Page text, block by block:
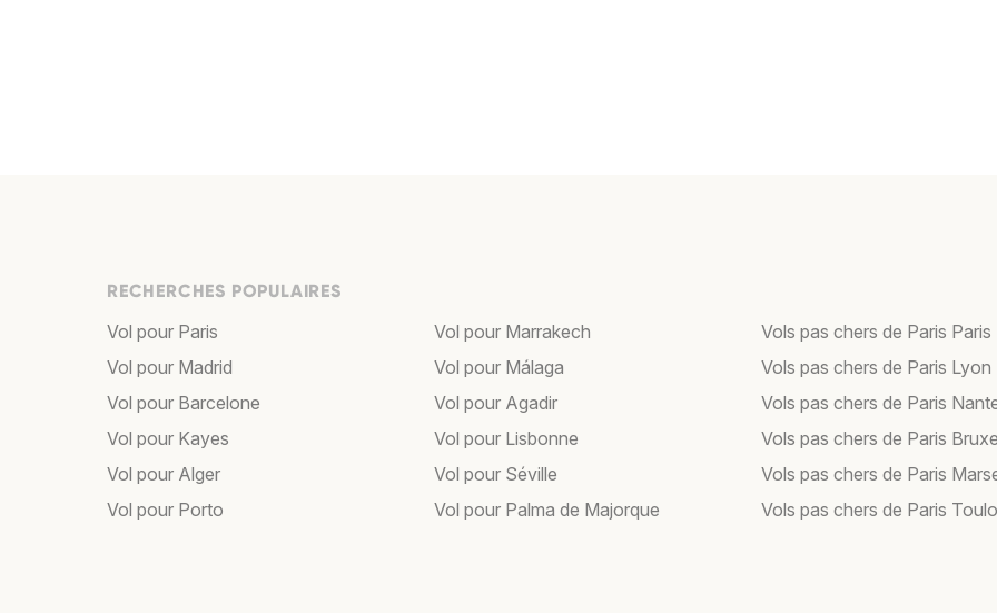
RECHERCHES POPULAIRES
Vol pour Paris
Vol pour Madrid
Vol pour Barcelone
Vol pour Kayes
Vol pour Alger
Vol pour Porto
Vol pour Marrakech
Vol pour Málaga
Vol pour Agadir
Vol pour Lisbonne
Vol pour Séville
Vol pour Palma de Majorque
Vols pas chers de Paris Paris
Vols pas chers de Paris Lyon
Vols pas chers de Paris
Vols pas chers de Paris
Vols pas chers de Paris
Vols pas chers de Paris